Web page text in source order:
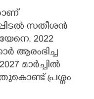
സതീശൻ
2022
ആരംഭിച്ച
മാർച്ചിൽ
പ്രശ്നം